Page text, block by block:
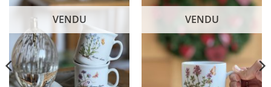
VENDU VENDU